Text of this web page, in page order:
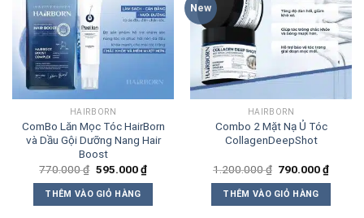
HAIRBORN
ComBo Lăn Mọc Tóc HairBorn
và Dầu Gội Dưỡng Nang Hair
Boost
770.000₫ Giá
là:
770.000 ₫.
595.000₫Giá
hiện
595.000 ₫.
THÊM VÀO GIỎ HÀNG
New
HAIRBORN
Combo 2 Mặt Nạ Ủ Tóc
CollagenDeepShot
1.200.000₫ Giá
là:
1.200.000 ₫.
790.000₫Giá
THÊM VÀO GIỎ HÀNG